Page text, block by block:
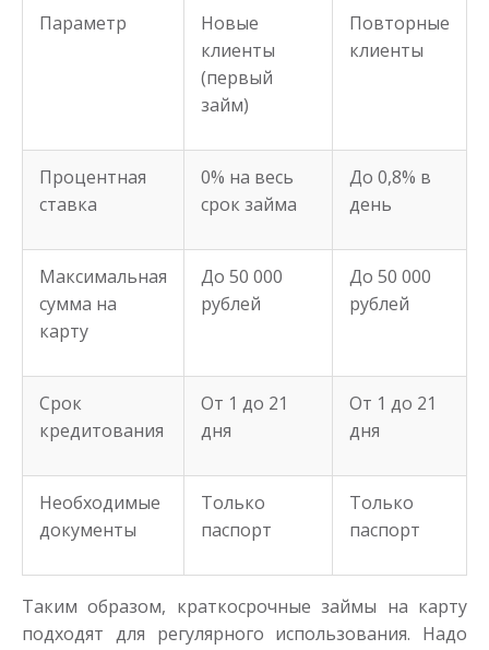
Параметр
Новые
клиенты
(первый
займ)
Повторные
клиенты
Процентная
ставка
0% на весь
срок займа
До 0,8% в
день
Максимальная
сумма на
карту
До 50 000
рублей
До 50 000
рублей
Срок
кредитования
От 1 до 21
дня
От 1 до 21
дня
Необходимые
документы
Только
паспорт
Только
паспорт
Таким образом, краткосрочные займы на карту
подходят для регулярного использования. Надо